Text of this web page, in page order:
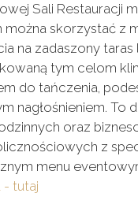
Sali Restauracji
można skorzystać z
na zadaszony taras
tym celom
do tańczenia,
nagłośnieniem. To
oraz
z
menu
- tutaj